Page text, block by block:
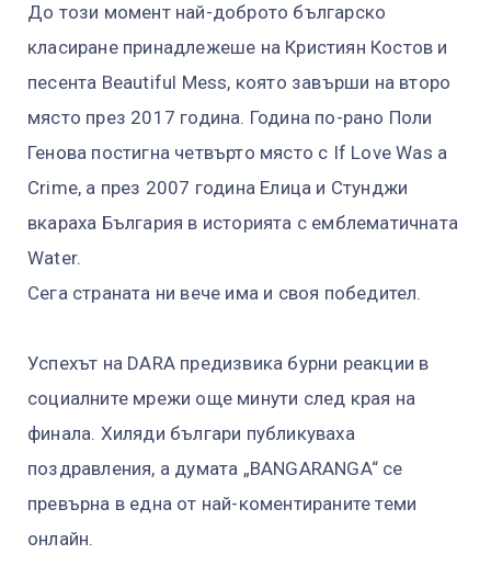
До този момент най-доброто българско
класиране принадлежеше на Кристиян Костов и
песента Beautiful Mess, която завърши на второ
място през 2017 година. Година по-рано Поли
Генова постигна четвърто място с If Love Was a
Crime, а през 2007 година Елица и Стунджи
вкараха България в историята с емблематичната
Water.
Сега страната ни вече има и своя победител.
Успехът на DARA предизвика бурни реакции в
социалните мрежи още минути след края на
финала. Хиляди българи публикуваха
поздравления, а думата „BANGARANGA“ се
превърна в една от най-коментираните теми
онлайн.